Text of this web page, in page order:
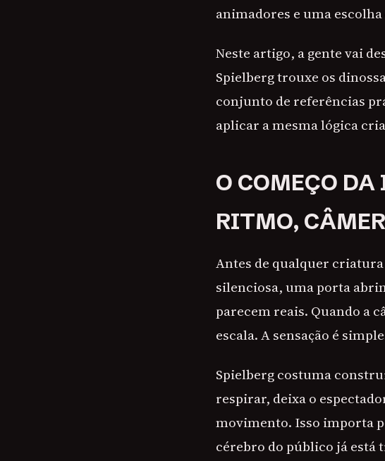
animadores e uma
Neste artigo, a gente vai
Spielberg trouxe os
conjunto de referências
aplicar a mesma lógica
O COMEÇO
RITMO,
Antes de qualquer criatura
silenciosa, uma porta
parecem reais. Quando a
escala. A sensação é
Spielberg costuma
respirar, deixa o
movimento. Isso importa
cérebro do público já está